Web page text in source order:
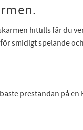
hittills får du
smidigt spelande
prestandan på en